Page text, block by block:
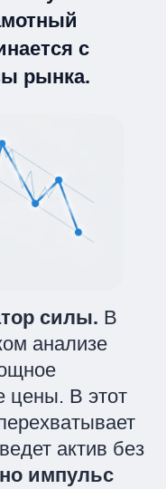
с
рынка.
силы. В
анализе
цены. В этот
актив без
импульс